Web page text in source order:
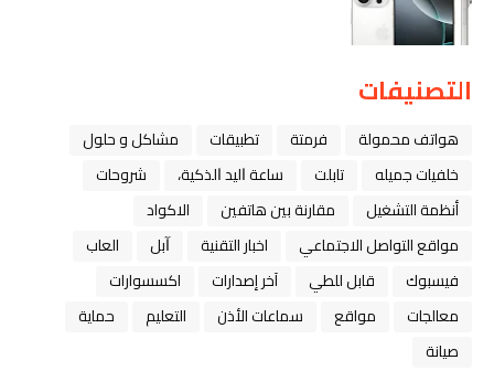
التصنيفات
هواتف محمولة فرمتة تطبيقات
مشاكل و حلول
خلفيات جميله
تابلت ﺳﺎﻋﺔ ﺍﻟﻴﺪ ﺍﻟﺬﻛﻴﺔ،
شروحات
أنظمة التشغيل
مقارنة بين هاتفين
الاكواد
مواقع التواصل الاجتماعي
اخبار التقنية ﺁﺑﻞ
العاب
فيسبوك
قابل للطي آخر إصدارات
اكسسوارات
معالجات
مواقع سماعات الأذن التعليم
حماية
صيانة